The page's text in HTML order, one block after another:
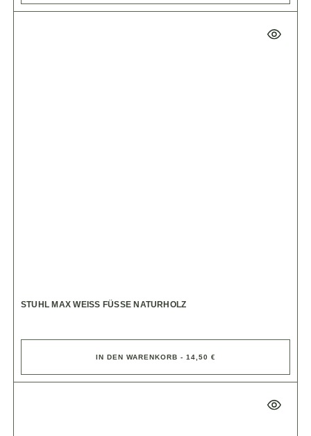
STUHL MAX WEISS FÜSSE NATURHOLZ
IN DEN WARENKORB - 14,50 €